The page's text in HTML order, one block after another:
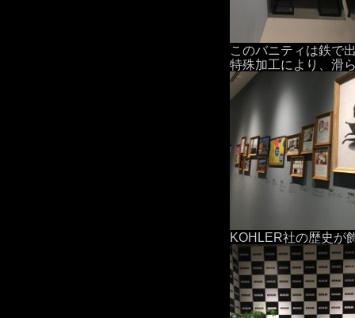
このバニティは鉄で
特殊加工により、滑
KOHLER社の歴史が